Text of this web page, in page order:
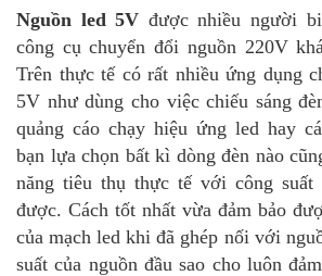
Nguồn led 5V được nhiều người
công cụ chuyển đổi nguồn 220V
Trên thực tế có rất nhiều ứng dụng
5V như dùng cho việc chiếu sáng
quảng cáo chạy hiệu ứng led hay
bạn lựa chọn bất kì dòng đèn nào
năng tiêu thụ thực tế với công suất
được. Cách tốt nhất vừa đảm bảo
của mạch led khi đã ghép nối với
suất của nguồn đầu sao cho luôn